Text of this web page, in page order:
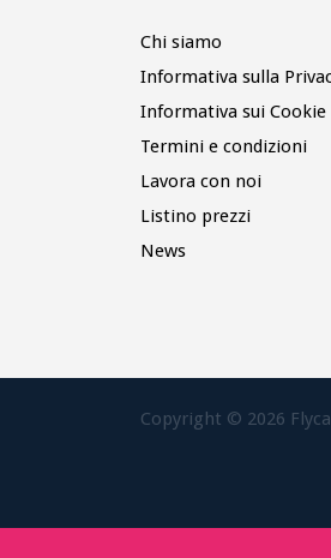
Chi siamo
Informativa sulla
Informativa sui Cookie
Termini e condizioni
Lavora con noi
Listino prezzi
News
Copyright © 2026